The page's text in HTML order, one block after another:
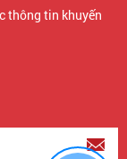
thông tin khuyến